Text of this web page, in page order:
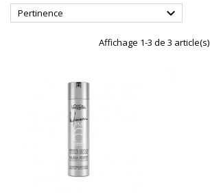
Pertinence 
Affichage 1-3 de 3 article(s)